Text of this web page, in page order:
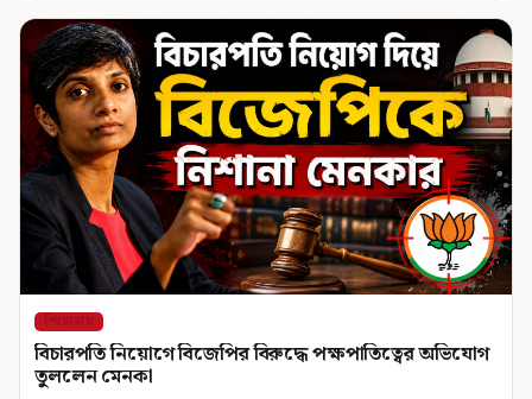
শিরোনাম
বিচারপতি নিয়োগে বিজেপির বিরুদ্ধে পক্ষপাতিত্বের অভিযোগ
তুললেন মেনকা